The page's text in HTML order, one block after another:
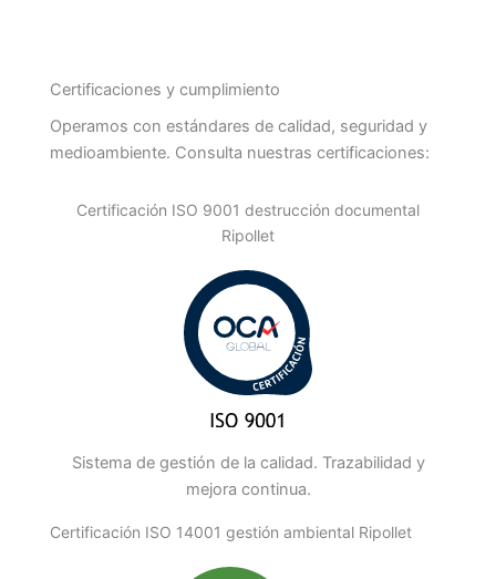
Certificaciones y cumplimiento
Operamos con estándares de calidad, seguridad y
medioambiente. Consulta nuestras certificaciones:
Certificación ISO 9001 destrucción documental
Ripollet
Sistema de gestión de la calidad. Trazabilidad y
mejora continua.
Certificación ISO 14001 gestión ambiental Ripollet